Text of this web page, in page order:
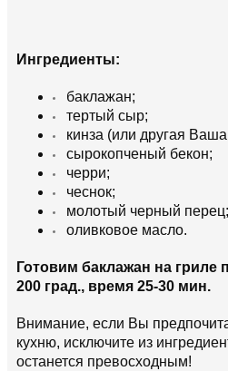
Ингредиенты:
баклажан;
тертый сыр;
кинза (или другая
сырокопченый бекон;
черри;
чеснок;
молотый черный перец;
оливковое масло.
Готовим баклажан на гриле
200 град., время 25-30 мин.
Внимание, если Вы
кухню, исключите из
останется превосходным!